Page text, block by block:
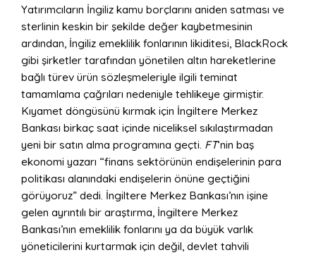
Yatırımcıların İngiliz kamu borçlarını aniden satması ve
sterlinin keskin bir şekilde değer kaybetmesinin
ardından, İngiliz emeklilik fonlarının likiditesi, BlackRock
gibi şirketler tarafından yönetilen altın hareketlerine
bağlı türev ürün sözleşmeleriyle ilgili teminat
tamamlama çağrıları nedeniyle tehlikeye girmiştir.
Kıyamet döngüsünü kırmak için İngiltere Merkez
Bankası birkaç saat içinde niceliksel sıkılaştırmadan
yeni bir satın alma programına geçti. FT‘nin baş
ekonomi yazarı “finans sektörünün endişelerinin para
politikası alanındaki endişelerin önüne geçtiğini
görüyoruz” dedi. İngiltere Merkez Bankası’nın işine
gelen ayrıntılı bir araştırma, İngiltere Merkez
Bankası’nın emeklilik fonlarını ya da büyük varlık
yöneticilerini kurtarmak için değil, devlet tahvili